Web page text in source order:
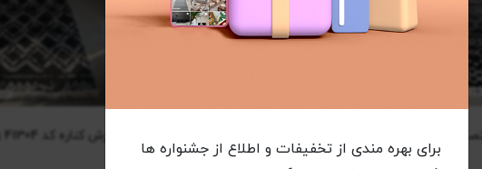
زمینه مشکی
فرش کناره کد 41304 زمینه مشکی
برای بهره مندی از تخفیفات و اطلاع از جشنواره ها